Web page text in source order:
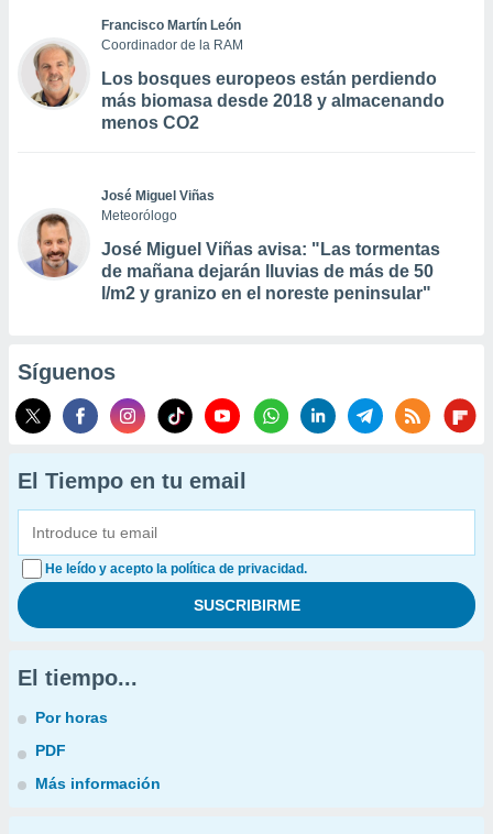
Francisco Martín León
Coordinador de la RAM
Los bosques europeos están perdiendo
más biomasa desde 2018 y almacenando
menos CO2
José Miguel Viñas
Meteorólogo
José Miguel Viñas avisa: "Las tormentas
de mañana dejarán lluvias de más de 50
l/m2 y granizo en el noreste peninsular"
Síguenos
El Tiempo en tu email
He leído y acepto la política de privacidad.
El tiempo...
Por horas
PDF
Más información